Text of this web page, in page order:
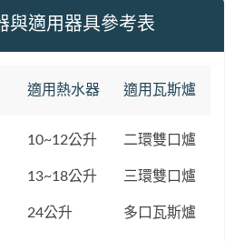
與適用器具參考表
適用熱水器 適用瓦斯爐
10~12公升 二環雙口爐
13~18公升 三環雙口爐
24公升 多口瓦斯爐